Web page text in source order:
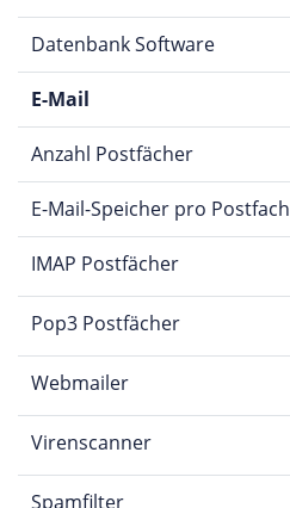
Datenbank Software
E-Mail
Anzahl Postfächer
E-Mail-Speicher pro Postfach
IMAP Postfächer
Pop3 Postfächer
Webmailer
Virenscanner
Spamfilter